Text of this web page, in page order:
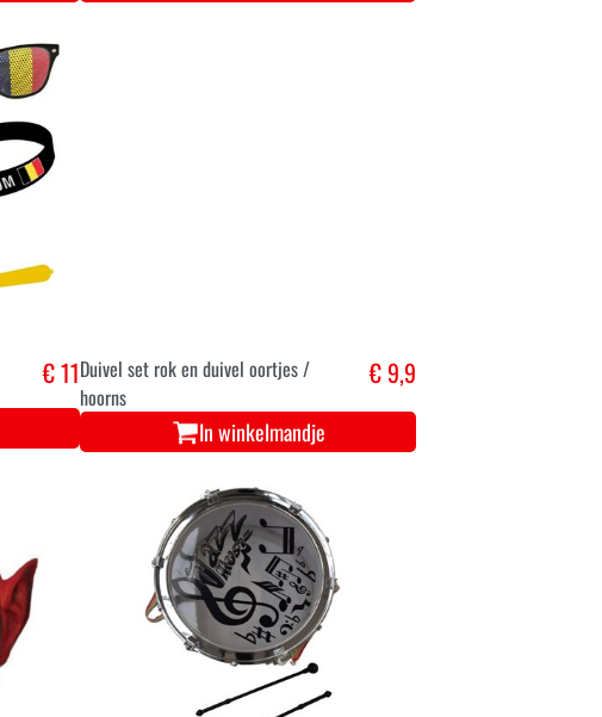
€ 11Duivel set rok en duivel oortjes /
hoorns
€ 9,9
In winkelmandje